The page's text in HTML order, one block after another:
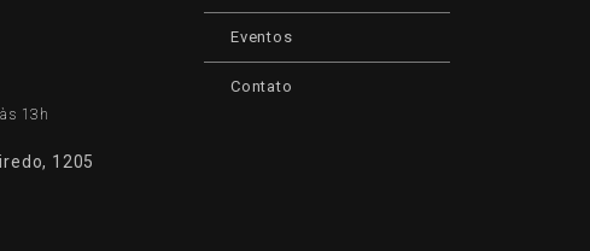
13h
1205
Eventos
Contato